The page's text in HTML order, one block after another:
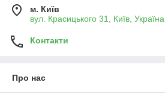
м. Київ
вул. Красицького 31, Київ, Україна
Контакти
Про нас